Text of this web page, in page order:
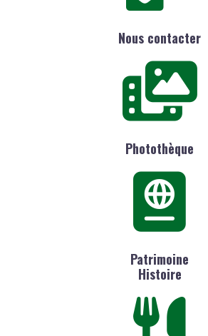
Nous contacter
Photothèque
Patrimoine
Histoire